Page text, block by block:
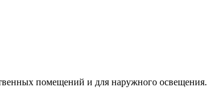
помещений и для наружного освещения.